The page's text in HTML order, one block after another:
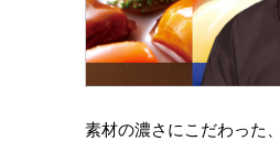
素材の濃さにこだわった